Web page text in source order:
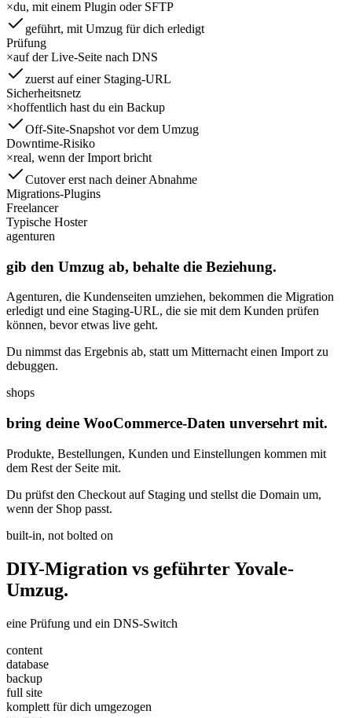
×du, mit einem Plugin oder SFTP
geführt, mit Umzug für dich erledigt
Prüfung
×auf der Live-Seite nach DNS
zuerst auf einer Staging-URL
Sicherheitsnetz
×hoffentlich hast du ein Backup
Off-Site-Snapshot vor dem Umzug
Downtime-Risiko
×real, wenn der Import bricht
Cutover erst nach deiner Abnahme
Migrations-Plugins
Freelancer
Typische Hoster
agenturen
gib den Umzug ab, behalte die Beziehung.
Agenturen, die Kundenseiten umziehen, bekommen die Migration
erledigt und eine Staging-URL, die sie mit dem Kunden prüfen
können, bevor etwas live geht.
Du nimmst das Ergebnis ab, statt um Mitternacht einen Import zu
debuggen.
shops
bring deine WooCommerce-Daten unversehrt mit.
Produkte, Bestellungen, Kunden und Einstellungen kommen mit
dem Rest der Seite mit.
Du prüfst den Checkout auf Staging und stellst die Domain um,
wenn der Shop passt.
built-in, not bolted on
DIY-Migration vs geführterYovale-
Umzug.
eine Prüfung und ein DNS-Switch
content
database
backup
full site
komplett für dich umgezogen